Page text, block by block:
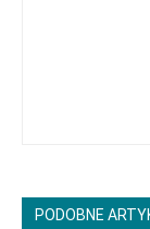
PODOBNE